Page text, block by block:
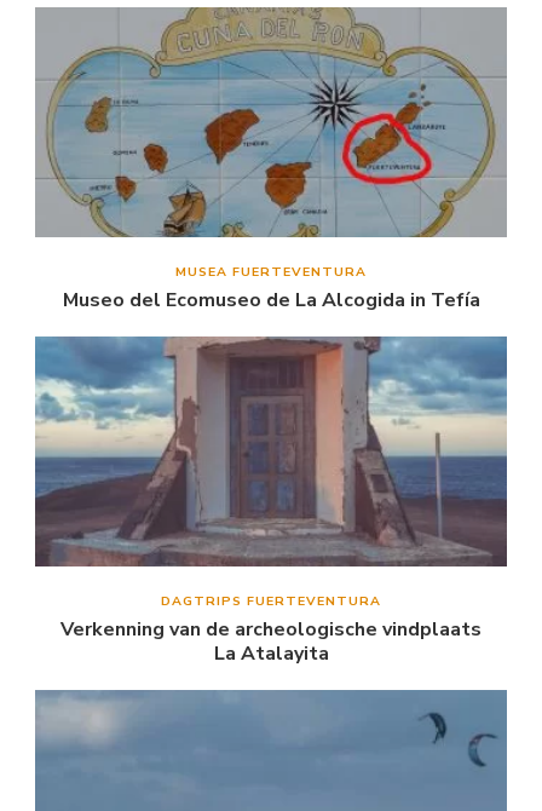
MUSEA FUERTEVENTURA
Museo del Ecomuseo de La Alcogida in Tefía
DAGTRIPS FUERTEVENTURA
Verkenning van de archeologische vindplaats
La Atalayita